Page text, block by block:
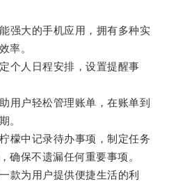
大的手机应用，拥有多种实
率。
人日程安排，设置提醒事
户轻松管理账单，在账单到
。
中记录待办事项，制定任务
确保不遗漏任何重要事项。
为用户提供便捷生活的利